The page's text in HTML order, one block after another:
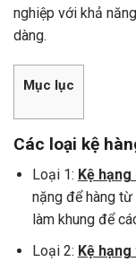
nghiệp với khả
dàng.
Mục lục
Các loại kệ
Loại 1: Kệ
nặng để hàng
làm khung để
Loại 2: Kệ